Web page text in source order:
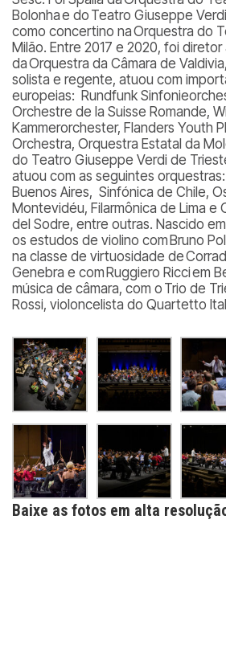
Bolonha e do Teatro Giuseppe
como concertino na Orquestra do
Milão. Entre 2017 e 2020, foi
da Orquestra da Câmara de
solista e regente, atuou com
europeias: Rundfunk
Orchestre de la Suisse Romande,
Kammerorchester, Flanders Youth
Orchestra, Orquestra Estatal da
do Teatro Giuseppe Verdi de
atuou com as seguintes
Buenos Aires, Sinfónica de Chile,
Montevidéu, Filarmônica de Lima e
del Sodre, entre outras. Nascido
os estudos de violino com Bruno
na classe de virtuosidade de
Genebra e com Ruggiero Ricci em
música de câmara, com o Trio de
Rossi, violoncelista do Quartetto
Baixe as fotos em alta